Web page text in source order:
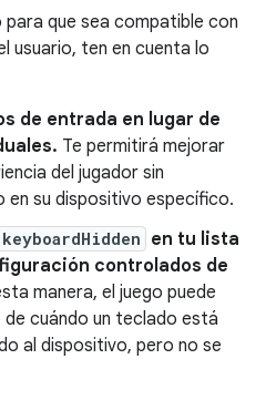
que sea compatible con
usuario, ten en cuenta lo
de entrada en lugar de
Te permitirá mejorar
del jugador sin
su dispositivo específico.
keyboardHidden en tu lista
controlados de
manera, el juego puede
cuándo un teclado está
al dispositivo, pero no se